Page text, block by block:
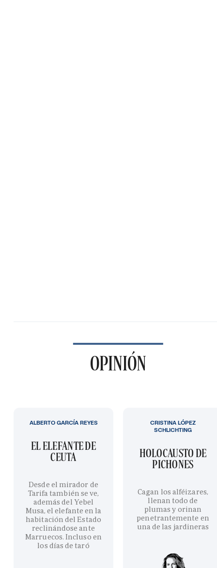
OPINIÓN
EL ELEFANTE DE
CEUTA
Desde el mirador de
Tarifa también se ve,
además del Yebel
Musa, el elefante en la
habitación del Estado
reclinándose ante
Marruecos. Incluso en
los días de taró
ALBERTO GARCÍA REYES
HOLOCAUSTO DE
PICHONES
Cagan los alféizares,
llenan todo de
plumas y orinan
penetrantemente en
una de las jardineras
CRISTINA LÓPEZ
SCHLICHTING